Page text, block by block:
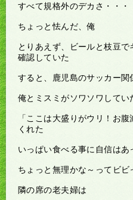
すべて規格外のデカさ・・・
ちょっと怯んだ、俺
とりあえず、ビールと枝豆
確認していた
すると、鹿児島のサッカー関
俺とミスミがソワソワしてい
「ここは大盛りがウリ！お
くれた
いっぱい食べる事に自信はあ
ちょっと無理かな～ってビビ
隣の席の老夫婦は